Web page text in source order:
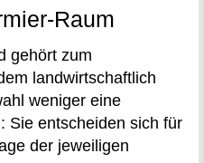
Raum
gehört zum
landwirtschaftlich
weniger eine
Sie entscheiden sich für
der jeweiligen